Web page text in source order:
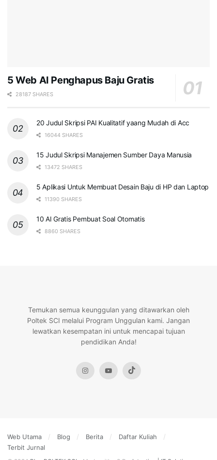
5 Web AI Penghapus Baju Gratis
28187 SHARES
20 Judul Skripsi PAI Kualitatif yaang Mudah di Acc
16044 SHARES
15 Judul Skripsi Manajemen Sumber Daya Manusia
13472 SHARES
5 Aplikasi Untuk Membuat Desain Baju di HP dan Laptop
11390 SHARES
10 AI Gratis Pembuat Soal Otomatis
8860 SHARES
Temukan semua keunggulan yang ditawarkan oleh
Poltek SCI melalui Program Unggulan kami. Jangan
lewatkan kesempatan ini untuk mencapai tujuan
pendidikan Anda!
Web Utama Blog Berita
Daftar Kuliah
Terbit Jurnal